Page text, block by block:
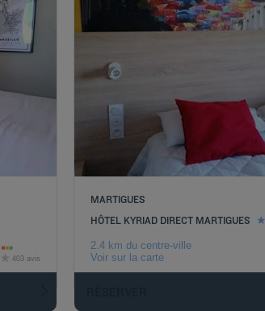
403 avis
MARTIGUES
HÔTEL KYRIAD DIRECT MARTIGUES
2.4 km du centre-ville
Voir sur la carte